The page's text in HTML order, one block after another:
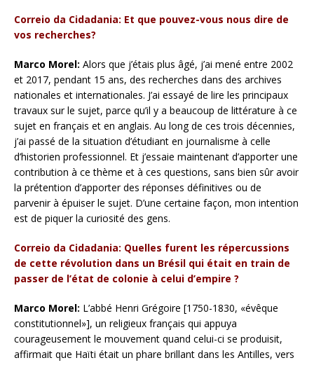
Correio da Cidadania: Et que pouvez-vous nous dire de
vos recherches?
Marco Morel: Alors que j’étais plus âgé, j’ai mené entre 2002
et 2017, pendant 15 ans, des recherches dans des archives
nationales et internationales. J’ai essayé de lire les principaux
travaux sur le sujet, parce qu’il y a beaucoup de littérature à ce
sujet en français et en anglais. Au long de ces trois décennies,
j’ai passé de la situation d’étudiant en journalisme à celle
d’historien professionnel. Et j’essaie maintenant d’apporter une
contribution à ce thème et à ces questions, sans bien sûr avoir
la prétention d’apporter des réponses définitives ou de
parvenir à épuiser le sujet. D’une certaine façon, mon intention
est de piquer la curiosité des gens.
Correio da Cidadania: Quelles furent les répercussions
de cette révolution dans un Brésil qui était en train de
passer de l’état de colonie à celui d’empire ?
Marco Morel: L’abbé Henri Grégoire [1750-1830, «évêque
constitutionnel»], un religieux français qui appuya
courageusement le mouvement quand celui-ci se produisit,
affirmait que Haïti était un phare brillant dans les Antilles, vers